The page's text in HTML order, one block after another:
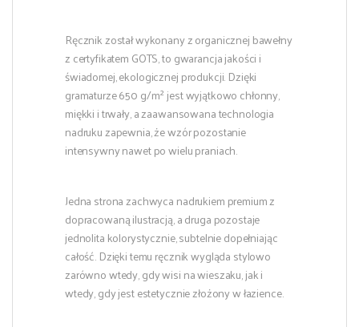
Ręcznik został wykonany z organicznej bawełny
z certyfikatem GOTS, to gwarancja jakości i
świadomej, ekologicznej produkcji. Dzięki
gramaturze 650 g/m² jest wyjątkowo chłonny,
miękki i trwały, a zaawansowana technologia
nadruku zapewnia, że wzór pozostanie
intensywny nawet po wielu praniach.
Jedna strona zachwyca nadrukiem premium z
dopracowaną ilustracją, a druga pozostaje
jednolita kolorystycznie, subtelnie dopełniając
całość. Dzięki temu ręcznik wygląda stylowo
zarówno wtedy, gdy wisi na wieszaku, jak i
wtedy, gdy jest estetycznie złożony w łazience.